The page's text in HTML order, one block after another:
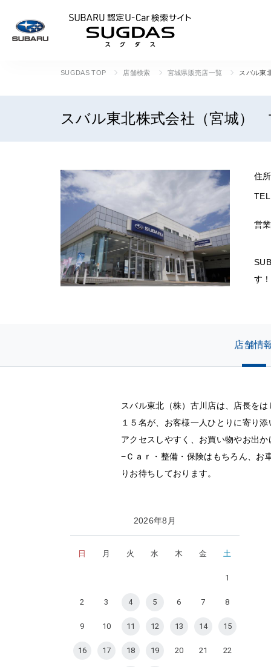
SUGDAS TOP 店舗検索 宮城県販売店一覧 スバル東
スバル東北株式会社（宮城）
住所
TEL
営
す
店舗情
スバル東北（株）古川店は、店長を
１５名が、お客様一人ひとりに寄り
アクセスしやすく、お買い物やお出
−Ｃａｒ・整備・保険はもちろん、お
りお待ちしております。
2026年8月
日 月 火 水 木 金 土
1
2 3 4 5 6 7 8
9 10 11 12 13 14 15
16 17 18 19 20 21 22